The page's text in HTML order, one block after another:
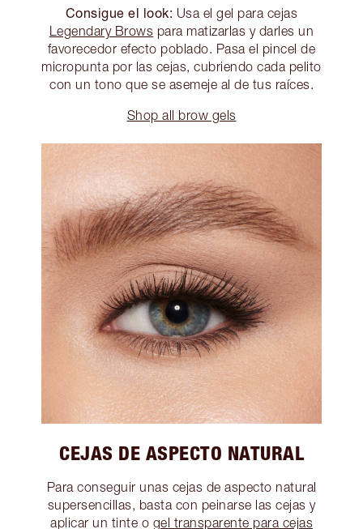
Consigue el look: Usa el gel para cejas
Legendary Brows para matizarlas y darles un
favorecedor efecto poblado. Pasa el pincel de
micropunta por las cejas, cubriendo cada pelito
con un tono que se asemeje al de tus raíces.
Shop all brow gels
CEJAS DE ASPECTO NATURAL
Para conseguir unas cejas de aspecto natural
supersencillas, basta con peinarse las cejas y
aplicar un tinte o gel transparente para cejas